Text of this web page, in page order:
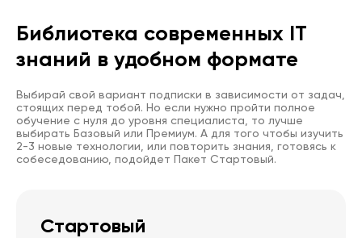
Библиотека современных IT
знаний в удобном формате
Выбирай свой вариант подписки в зависимости от задач,
стоящих перед тобой. Но если нужно пройти полное
обучение с нуля до уровня специалиста, то лучше
выбирать Базовый или Премиум. А для того чтобы изучить
2-3 новые технологии, или повторить знания, готовясь к
собеседованию, подойдет Пакет Стартовый.
Стартовый